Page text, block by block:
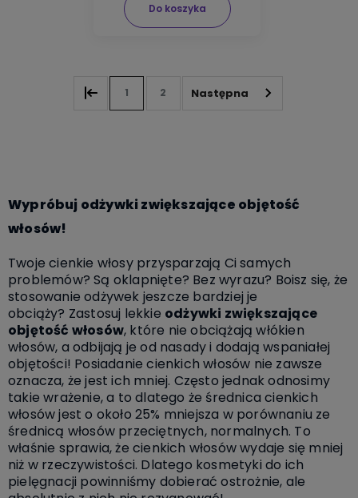
Do koszyka
1 2
Wypróbuj odżywki zwiększające objętość
włosów!
Twoje cienkie włosy przysparzają Ci samych
problemów? Są oklapnięte? Bez wyrazu? Boisz się, że
stosowanie odżywek jeszcze bardziej je
obciąży? Zastosuj lekkie odżywki zwiększające
objętość włosów, które nie obciążają włókien
włosów, a odbijają je od nasady i dodają wspaniałej
objętości! Posiadanie cienkich włosów nie zawsze
oznacza, że jest ich mniej. Często jednak odnosimy
takie wrażenie, a to dlatego że średnica cienkich
włosów jest o około 25% mniejsza w porównaniu ze
średnicą włosów przeciętnych, normalnych. To
właśnie sprawia, że cienkich włosów wydaje się mniej
niż w rzeczywistości. Dlatego kosmetyki do ich
pielęgnacji powinniśmy dobierać ostrożnie, ale